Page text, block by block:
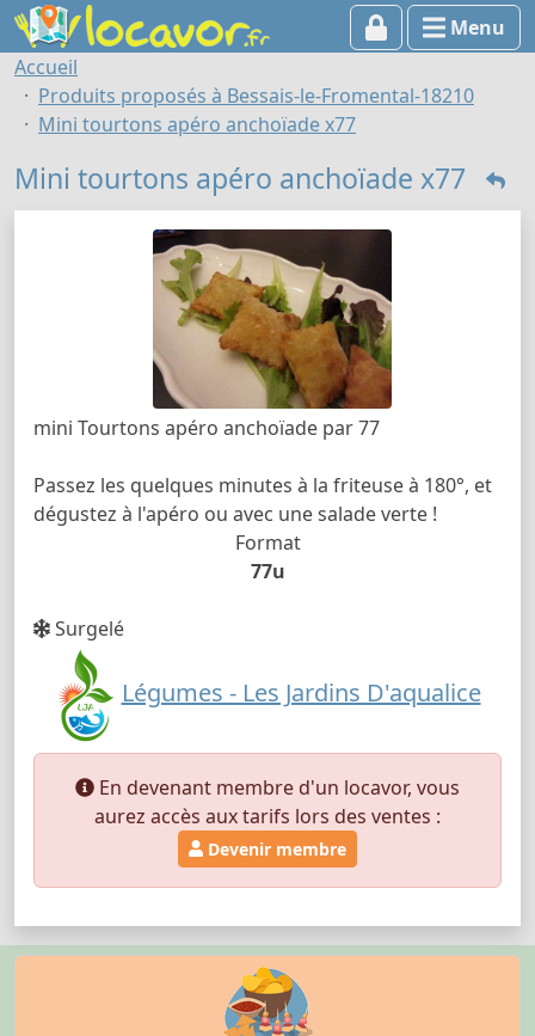
Menu
Accueil
Produits proposés à Bessais-le-Fromental-18210
Mini tourtons apéro anchoïade x77
Mini tourtons apéro anchoïade x77
mini Tourtons apéro anchoïade par 77
Passez les quelques minutes à la friteuse à 180°, et
dégustez à l'apéro ou avec une salade verte !
Format
77u
Surgelé
Légumes - Les Jardins D'aqualice
En devenant membre d'un locavor, vous
aurez accès aux tarifs lors des ventes :
Devenir membre